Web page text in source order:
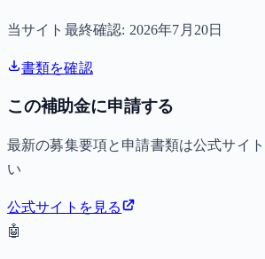
当サイト最終確認: 2026年7月20日
書類を確認
この補助金に申請する
最新の募集要項と申請書類は公式サイ
い
公式サイトを見る
🤖